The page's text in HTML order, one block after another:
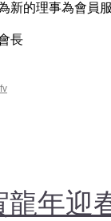
的理事為會員服
長
龍年迎